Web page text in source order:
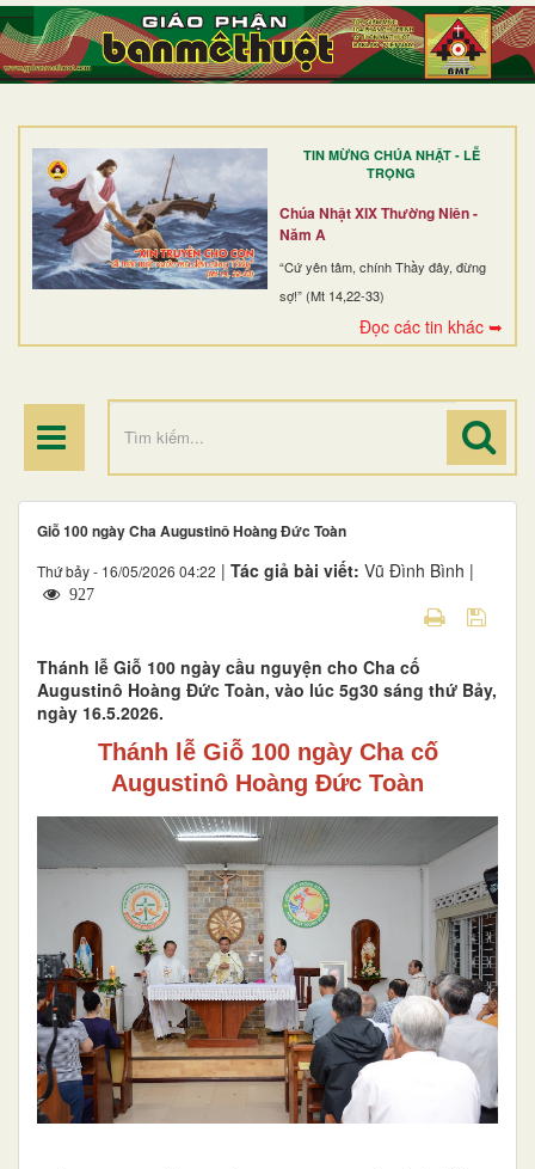
TIN MỪNG CHÚA NHẬT - LỄ
TRỌNG
Chúa Nhật XIX Thường Niên -
Năm A
“Cứ yên tâm, chính Thầy đây, đừng
sợ!” (Mt 14,22-33)
Đọc các tin khác ➥
TRANG NHẤT
GIỚI THIỆU
DÒNG TU
BAN MỤC VỤ
ĐOÀN THỂ CG
ĐIỂM HÀNH HƯƠNG
Giỗ 100 ngày Cha Augustinô Hoàng Đức Toàn
Thứ bảy - 16/05/2026 04:22 | Tác giả bài viết: Vũ Đình Bình |
927
Thánh lễ Giỗ 100 ngày cầu nguyện cho Cha cố
Augustinô Hoàng Đức Toàn, vào lúc 5g30 sáng thứ Bảy,
ngày 16.5.2026.
Thánh lễ Giỗ 100 ngày Cha cố
Augustinô Hoàng Đức Toàn